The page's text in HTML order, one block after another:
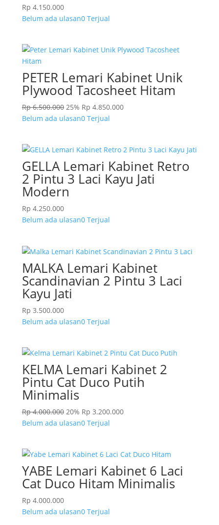
Rp 4.150.000
Belum ada ulasan0 Terjual
PETER Lemari Kabinet Unik
Plywood Tacosheet Hitam
Rp6.500.000 25% Rp 4.850.000
Belum ada ulasan0 Terjual
GELLA Lemari Kabinet Retro
2 Pintu 3 Laci Kayu Jati
Modern
Rp 4.250.000
Belum ada ulasan0 Terjual
MALKA Lemari Kabinet
Scandinavian 2 Pintu 3 Laci
Kayu Jati
Rp 3.500.000
Belum ada ulasan0 Terjual
KELMA Lemari Kabinet 2
Pintu Cat Duco Putih
Minimalis
Rp4.000.000 20% Rp 3.200.000
Belum ada ulasan0 Terjual
YABE Lemari Kabinet 6 Laci
Cat Duco Hitam Minimalis
Rp 4.000.000
Belum ada ulasan0 Terjual